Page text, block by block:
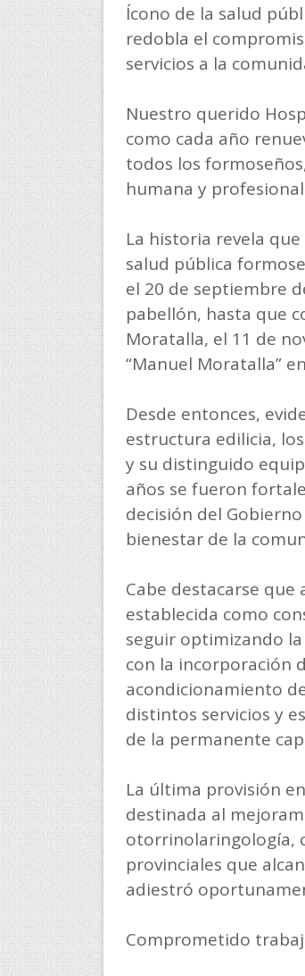
Ícono de la salud
redobla el
servicios a la
Nuestro querido
como cada año
todos los
humana y
La historia revela
salud pública
el 20 de septiembre
pabellón, hasta que
Moratalla, el 11 de
“Manuel Moratalla”
Desde entonces,
estructura edilicia,
y su distinguido
años se fueron
decisión del
bienestar de la
Cabe destacarse
establecida como
seguir optimizando
con la incorporación
acondicionamiento
distintos servicios y
de la permanente
La última provisión
destinada al
otorrinolaringología,
provinciales que
adiestró
Comprometido